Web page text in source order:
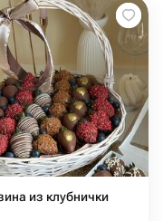
из клубнички